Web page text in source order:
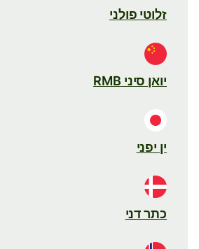
זלוטי פולני
יואן סיני RMB
ין יפני
כתר דני